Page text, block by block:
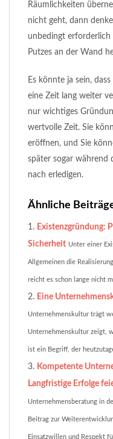
Räumlichkeiten
nicht geht, dann
unbedingt erforderlich
Putzes an der Wand
Es könnte ja sein,
eine Zeit lang weiter
nur wichtiges
wertvolle Zeit. Sie
eröffnen, und Sie
später sogar während
nach erledigen.
Ähnliche
Existenzgründung:
Sicherheit Unter einer
Allgemeinen die
reicht es schon lange nicht
Eine
Unternehmenskultur trägt
Unternehmenskultur zeigt,
ist ein Begriff, der
Kompetente
Langfristige Erfolge
Unternehmensberatung in
Beitrag zur
Einsatzwillen und Respekt